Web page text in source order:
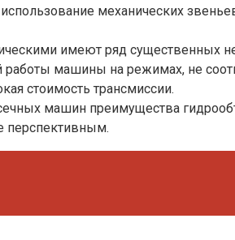
механических
имеют ряд существенных
работы машины на режимах, не
стоимость трансмиссии.
машин преимущества
перспективным.